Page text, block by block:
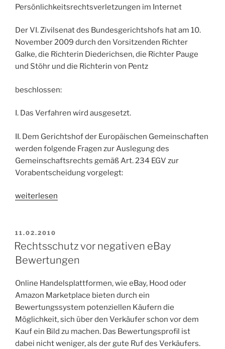
Persönlichkeitsrechtsverletzungen im Internet
Der VI. Zivilsenat des Bundesgerichtshofs hat am 10.
November 2009 durch den Vorsitzenden Richter
Galke, die Richterin Diederichsen, die Richter Pauge
und Stöhr und die Richterin von Pentz
beschlossen:
I. Das Verfahren wird ausgesetzt.
II. Dem Gerichtshof der Europäischen Gemeinschaften
werden folgende Fragen zur Auslegung des
Gemeinschaftsrechts gemäß Art. 234 EGV zur
Vorabentscheidung vorgelegt:
„Vorlagebeschluss
zur
Zuständigkeit
bei
Persönlichkeitsrechtsverletzungen
im
Internet“
weiterlesen
VERÖFFENTLICHT
AM
11.02.2010
Rechtsschutz vor negativen eBay
Bewertungen
Online Handelsplattformen, wie eBay, Hood oder
Amazon Marketplace bieten durch ein
Bewertungssystem potenziellen Käufern die
Möglichkeit, sich über den Verkäufer schon vor dem
Kauf ein Bild zu machen. Das Bewertungsprofil ist
dabei nicht weniger, als der gute Ruf des Verkäufers.